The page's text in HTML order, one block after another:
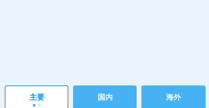
主要 国内 海外